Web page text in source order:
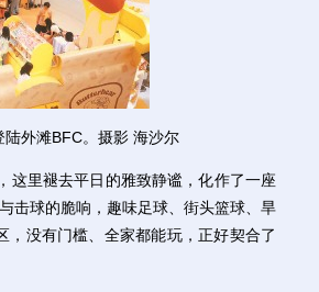
外滩BFC。摄影 海沙尔
里褪去平日的雅致静谧，化作了一座
击球的脆响，趣味足球、街头篮球、旱
没有门槛、全家都能玩，正好契合了